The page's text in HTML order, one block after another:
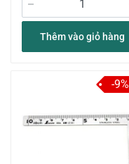
Thêm vào giỏ hàng
-9%